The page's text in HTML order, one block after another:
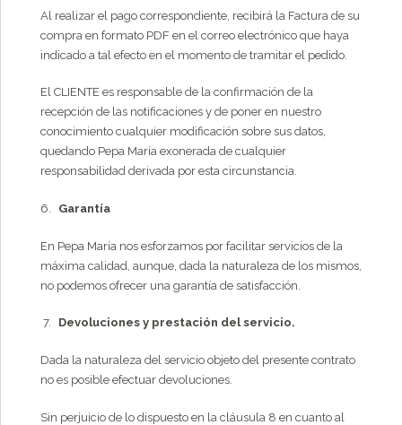
Al realizar el pago correspondiente, recibirá la Factura de su
compra en formato PDF en el correo electrónico que haya
indicado a tal efecto en el momento de tramitar el pedido.
El CLIENTE es responsable de la confirmación de la
recepción de las notificaciones y de poner en nuestro
conocimiento cualquier modificación sobre sus datos,
quedando Pepa María exonerada de cualquier
responsabilidad derivada por esta circunstancia.
Garantía
En Pepa María nos esforzamos por facilitar servicios de la
máxima calidad, aunque, dada la naturaleza de los mismos,
no podemos ofrecer una garantía de satisfacción.
Devoluciones y prestación del servicio.
Dada la naturaleza del servicio objeto del presente contrato
no es posible efectuar devoluciones.
Sin perjuicio de lo dispuesto en la cláusula 8 en cuanto al